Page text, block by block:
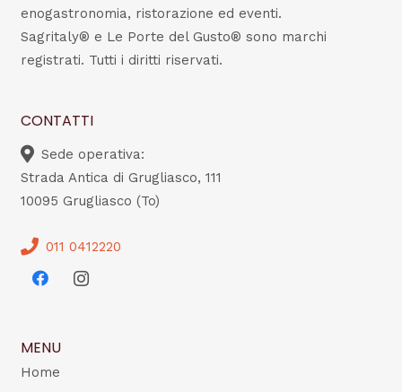
enogastronomia, ristorazione ed eventi.
Sagritaly® e Le Porte del Gusto® sono marchi
registrati. Tutti i diritti riservati.
CONTATTI
Sede operativa:
Strada Antica di Grugliasco, 111
10095 Grugliasco (To)
011 0412220
MENU
Home